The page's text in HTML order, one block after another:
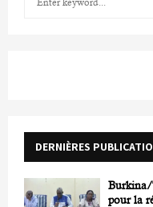
r
DERNIÈRES
Burkina/
pour la